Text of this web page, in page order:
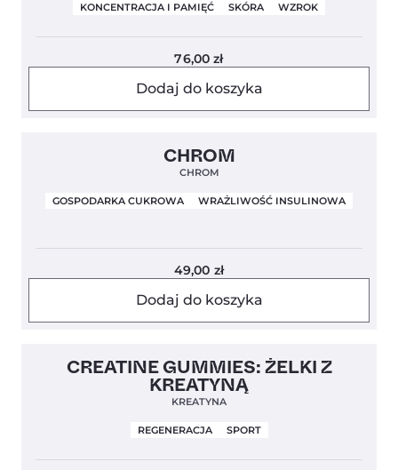
KONCENTRACJA I PAMIĘĆ SKÓRA WZROK
76,00zł
Dodaj do koszyka
CHROM
CHROM
GOSPODARKA CUKROWA WRAŻLIWOŚĆ INSULINOWA
49,00 zł
Dodaj do koszyka
CREATINE GUMMIES: ŻELKI Z
KREATYNĄ
KREATYNA
REGENERACJA SPORT